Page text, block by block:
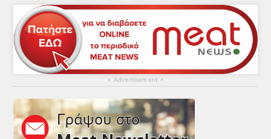
▴ Advertisement ▴